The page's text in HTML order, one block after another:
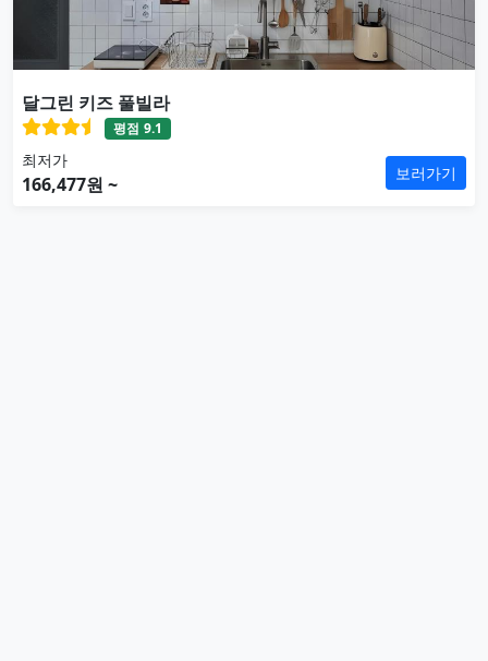
달그린 키즈 풀빌라
평점 9.1
최저가
166,477원 ~ 보러가기